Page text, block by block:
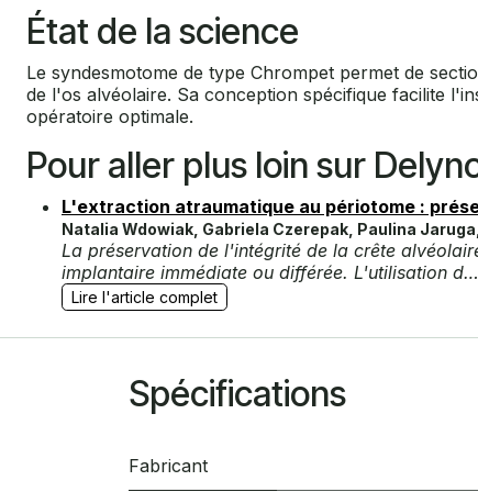
État de la science
Le syndesmotome de type Chrompet permet de
de l'os alvéolaire. Sa conception spécifique facilite
opératoire optimale.
Pour aller plus loin sur
L'extraction atraumatique au périotome :
Natalia Wdowiak, Gabriela Czerepak, Paulina
La préservation de l'intégrité de la crête
implantaire immédiate ou différée. L'utilisation d…
Lire l'article complet
Spécifications
Fabricant